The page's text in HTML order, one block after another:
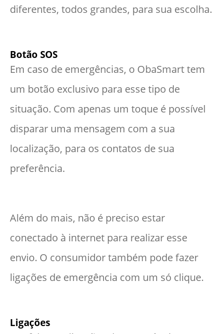
diferentes, todos grandes, para sua escolha.
Botão SOS
Em caso de emergências, o ObaSmart tem
um botão exclusivo para esse tipo de
situação. Com apenas um toque é possível
disparar uma mensagem com a sua
localização, para os contatos de sua
preferência.
Além do mais, não é preciso estar
conectado à internet para realizar esse
envio. O consumidor também pode fazer
ligações de emergência com um só clique.
Ligações